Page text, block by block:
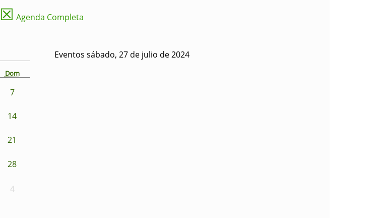
☒ Agenda Completa
Dom
7
14
21
28
4
Eventos sábado, 27 de julio de 2024